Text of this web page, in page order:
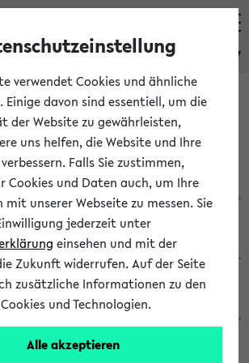
eKVV
Studiengänge
and American Studies / B.A.
WiSe 16/17)
and American Studies / B.A.
SoSe 2015)
and American Studies / B.A.
SoSe 2013)
and American Studies / Ba
SoSe 2011)
verwendet Cookies und ähnliche
Einige davon sind essentiell, um die
der Website zu gewährleisten,
uns helfen, die Website und Ihre
Falls Sie zustimmen,
Cookies und Daten auch, um Ihre
unserer Webseite zu messen. Sie
jederzeit unter
einsehen und mit der
Zukunft widerrufen. Auf der Seite
zusätzliche Informationen zu den
und Technologien.
Alle akzeptieren